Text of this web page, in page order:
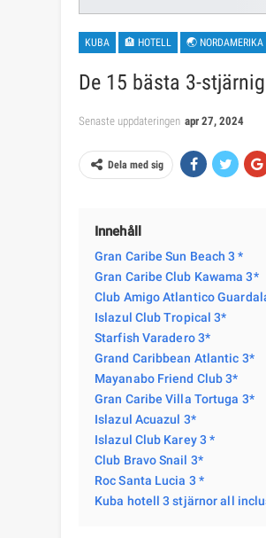
KUBA 🏨 HOTELL 🌏 NORDAMERIKA
De 15 bästa 3-
Senaste uppdateringen apr 27, 2024
Dela med sig
Innehåll
Gran Caribe Sun Beach 3 *
Gran Caribe Club Kawama 3*
Club Amigo Atlantico
Islazul Club Tropical 3*
Starfish Varadero 3*
Grand Caribbean Atlantic 3*
Mayanabo Friend Club 3*
Gran Caribe Villa Tortuga 3*
Islazul Acuazul 3*
Islazul Club Karey 3 *
Club Bravo Snail 3*
Roc Santa Lucia 3 *
Kuba hotell 3 stjärnor all